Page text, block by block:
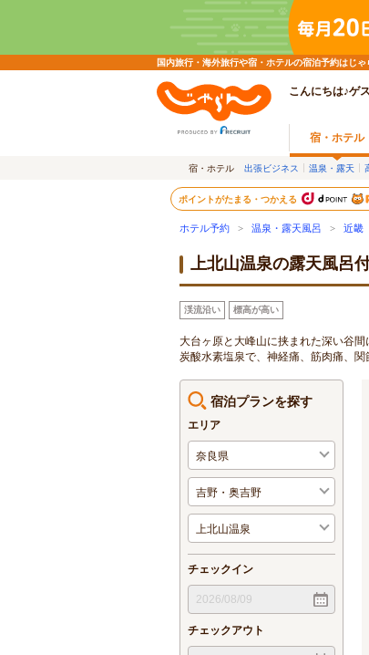
国内旅行・海外旅行や宿・ホテルの宿泊予約はじ
こんにちは♪ゲ
宿・ホテル
宿・ホテル 出張ビジネス 温泉・露天
ポイントがたまる・つかえる
ホテル予約 > 温泉・露天風呂 > 近畿
上北山温泉の露天風呂
渓流沿い 標高が高い
大台ヶ原と大峰山に挟まれた深い谷
炭酸水素塩泉で、神経痛、筋肉痛、
宿泊プランを探す
エリア
チェックイン
チェックアウト